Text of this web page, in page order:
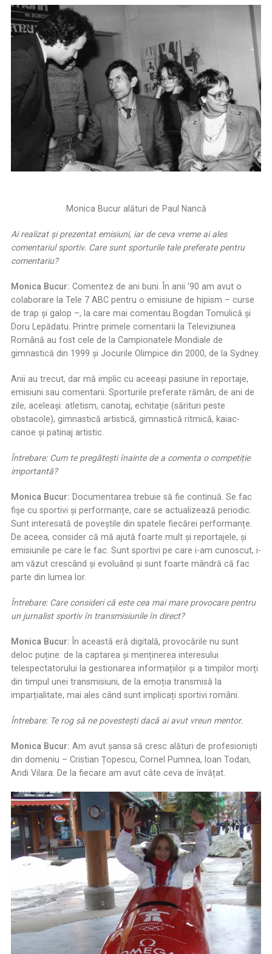
Monica Bucur alături de Paul Nancă
Ai realizat și prezentat emisiuni, iar de ceva vreme ai ales
comentariul sportiv. Care sunt sporturile tale preferate pentru
comentariu?
Monica Bucur: Comentez de ani buni. În anii ’90 am avut o
colaborare la Tele 7 ABC pentru o emisiune de hipism – curse
de trap şi galop –, la care mai comentau Bogdan Tomulică şi
Doru Lepădatu. Printre primele comentarii la Televiziunea
Română au fost cele de la Campionatele Mondiale de
gimnastică din 1999 şi Jocurile Olimpice din 2000, de la Sydney.
Anii au trecut, dar mă implic cu aceeaşi pasiune în reportaje,
emisiuni sau comentarii. Sporturile preferate rămân, de ani de
zile, aceleaşi: atletism, canotaj, echitaţie (sărituri peste
obstacole), gimnastică artistică, gimnastică ritmică, kaiac-
canoe şi patinaj artistic.
Întrebare: Cum te pregătești înainte de a comenta o competiție
importantă?
Monica Bucur: Documentarea trebuie să fie continuă. Se fac
fișe cu sportivi și performanțe, care se actualizează periodic.
Sunt interesată de poveștile din spatele fiecărei performanțe.
De aceea, consider că mă ajută foarte mult și reportajele, și
emisiunile pe care le fac. Sunt sportivi pe care i-am cunoscut, i-
am văzut crescând și evoluând și sunt foarte mândră că fac
parte din lumea lor.
Întrebare: Care consideri că este cea mai mare provocare pentru
un jurnalist sportiv în transmisiunile în direct?
Monica Bucur: În această eră digitală, provocările nu sunt
deloc puține: de la captarea și menținerea interesului
telespectatorului la gestionarea informațiilor și a timpilor morți
din timpul unei transmisiuni, de la emoția transmisă la
imparțialitate, mai ales când sunt implicați sportivi români.
Întrebare: Te rog să ne povesteşti dacă ai avut vreun mentor.
Monica Bucur: Am avut șansa să cresc alături de profesioniști
din domeniu – Cristian Țopescu, Cornel Pumnea, Ioan Todan,
Andi Vilara. De la fiecare am avut câte ceva de învățat.